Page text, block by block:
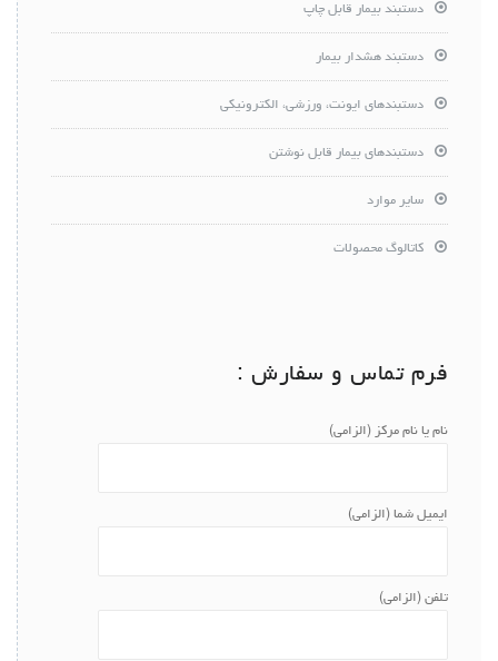
دستبند بیمار قابل چاپ
دستبند هشدار بیمار
دستبندهای ایونت، ورزشی، الکترونیکی
دستبندهای بیمار قابل نوشتن
سایر موارد
کاتالوگ محصولات
فرم تماس و سفارش :
نام یا نام مرکز (الزامی)
ایمیل شما (الزامی)
تلفن (الزامی)